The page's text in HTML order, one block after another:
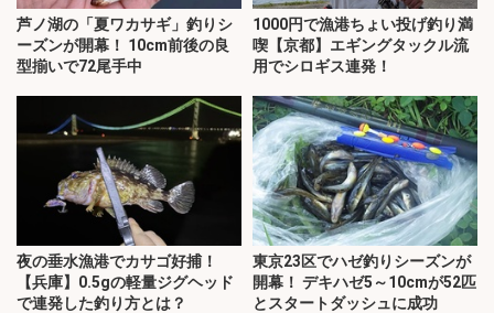
芦ノ湖の「夏ワカサギ」釣りシ
ーズンが開幕！ 10cm前後の良
型揃いで72尾手中
1000円で漁港ちょい投げ釣り満
喫【京都】エギングタックル流
用でシロギス連発！
夜の垂水漁港でカサゴ好捕！
【兵庫】0.5gの軽量ジグヘッド
で連発した釣り方とは？
東京23区でハゼ釣りシーズンが
開幕！ デキハゼ5～10cmが52匹
とスタートダッシュに成功